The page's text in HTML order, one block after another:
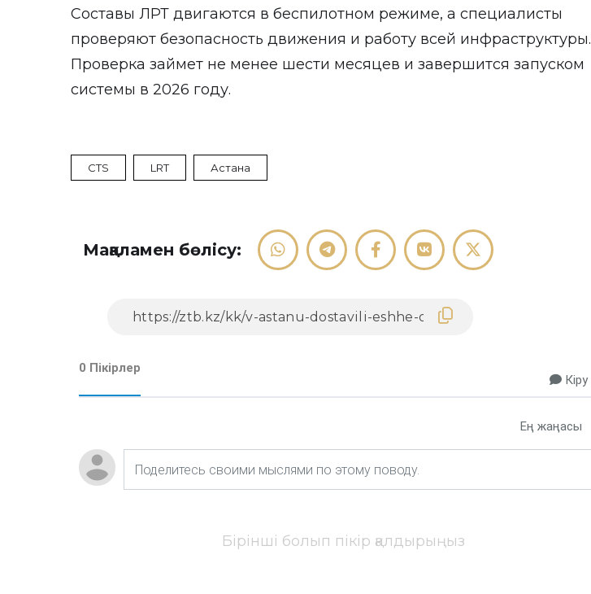
Составы ЛРТ двигаются в беспилотном режиме, а специалисты
проверяют безопасность движения и работу всей инфраструктуры.
Проверка займет не менее шести месяцев и завершится запуском
системы в 2026 году.
CTS LRT Астана
Мақаламен бөлісу:
0 Пікірлер
Кіру
Ең жаңасы
Бірінші болып пікір қалдырыңыз